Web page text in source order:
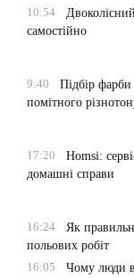
10:54
самостійно
9:40
Підбір
помітного
17:20
Homsi:
домашні справи
16:24
Як
польових робіт
16:05
Чому люди